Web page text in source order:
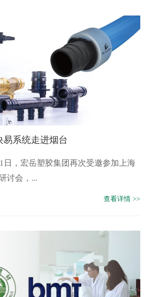
易系统走进烟台
日，宏岳塑胶集团再次受邀参加上海
讨会，...
查看详情 >>